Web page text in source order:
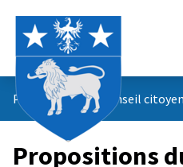
Propositions du conseil citoyen
Propositions